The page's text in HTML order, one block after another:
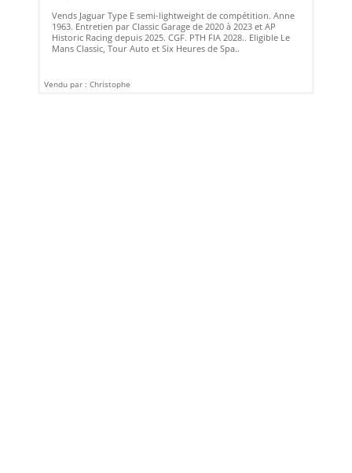
Vends Jaguar Type E semi-lightweight de compétition. Anne
1963. Entretien par Classic Garage de 2020 à 2023 et AP
Historic Racing depuis 2025. CGF. PTH FIA 2028.. Eligible Le
Mans Classic, Tour Auto et Six Heures de Spa..
Vendu par : Christophe